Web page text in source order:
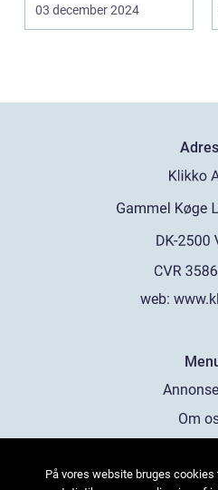
03 december 2024
web:
Om
På vores website bruges